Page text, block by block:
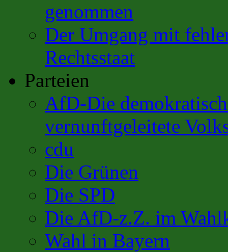
genommen
Der Umgang mit
Rechtsstaat
Parteien
AfD-Die
vernunftgeleitete
cdu
Die Grünen
Die SPD
Die AfD-z.Z. im
Wahl in Bayern